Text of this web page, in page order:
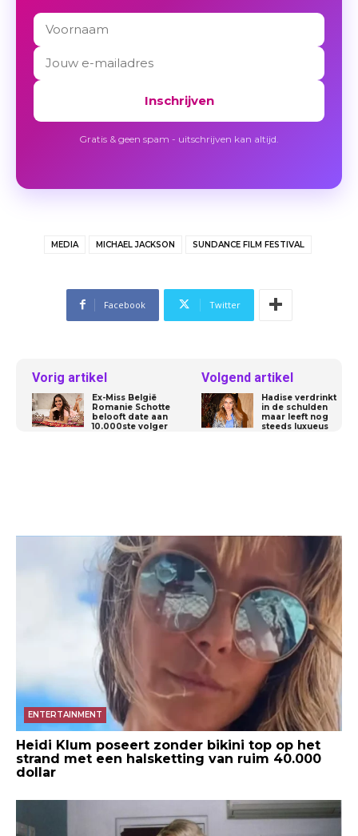
Inschrijven
Gratis & geen spam - uitschrijven kan altijd.
MEDIA MICHAEL JACKSON SUNDANCE FILM FESTIVAL
Facebook Twitter
Vorig artikel
Ex-Miss België
Romanie Schotte
belooft date aan
10.000ste volger
Volgend artikel
Hadise verdrinkt
in de schulden
maar leeft nog
steeds luxueus
ENTERTAINMENT
Heidi Klum poseert zonder bikini top op het
strand met een halsketting van ruim 40.000
dollar